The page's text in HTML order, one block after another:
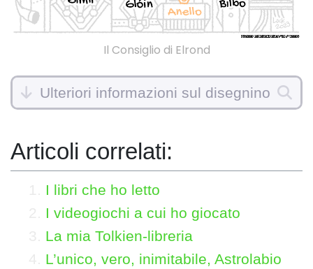
Il Consiglio di Elrond
Ulteriori informazioni sul disegnino
Articoli correlati:
I libri che ho letto
I videogiochi a cui ho giocato
La mia Tolkien-libreria
L’unico, vero, inimitabile, Astrolabio